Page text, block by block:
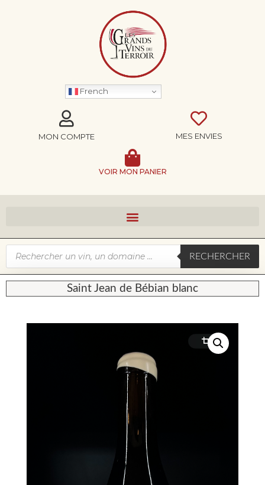
French
MON COMPTE MES ENVIES
VOIR MON PANIER
RECHERCHER
Saint Jean de Bébian blanc